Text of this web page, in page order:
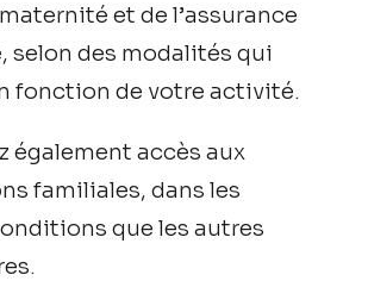
et de l’assurance
selon des modalités qui
fonction de votre activité.
également accès aux
familiales, dans les
que les autres